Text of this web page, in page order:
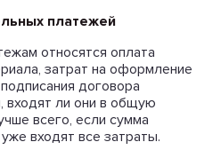
платежей
относятся оплата
затрат на оформление
договора
входят ли они в общую
всего, если сумма
входят все затраты.